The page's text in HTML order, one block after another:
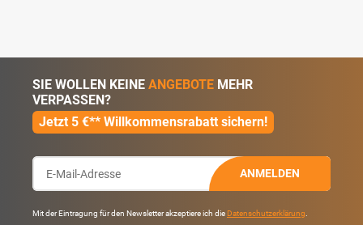
SIE WOLLEN KEINE ANGEBOTE MEHR
VERPASSEN?
Jetzt 5 €** Willkommensrabatt sichern!
ANMELDEN
Mit der Eintragung für den Newsletter akzeptiere ich die Datenschutzerklärung